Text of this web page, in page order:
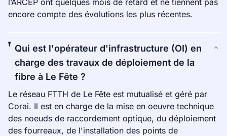
l’ARCEP ont quelques mois de retard et ne tiennent pas
encore compte des évolutions les plus récentes.
Qui est l'opérateur d'infrastructure (OI) en
charge des travaux de déploiement de la
fibre à Le Fête ?
Le réseau FTTH de Le Fête est mutualisé et géré par
Corai. Il est en charge de la mise en oeuvre technique
des noeuds de raccordement optique, du déploiement
des fourreaux, de l'installation des points de